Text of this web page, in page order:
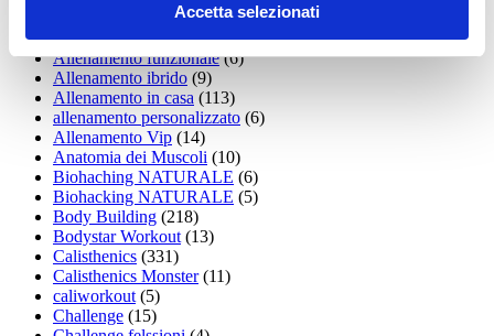
Accetta selezionati
Allenamento con il TRX(36)
Allenamento Donne(75)
Allenamento funzionale(6)
Allenamento ibrido (9)
Allenamento in casa (113)
allenamento personalizzato (6)
Allenamento Vip (14)
Anatomia dei Muscoli (10)
Biohaching NATURALE (6)
Biohacking NATURALE (5)
Body Building (218)
Bodystar Workout(13)
Calisthenics (331)
Calisthenics Monster(11)
caliworkout(5)
Challenge (15)